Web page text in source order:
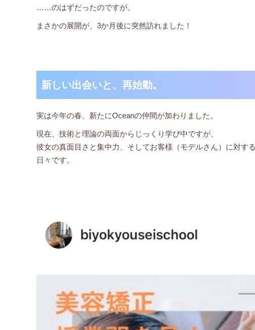
……のはずだったのですが。
まさかの展開が、3か月後に突然訪れました！
新しい出会いと、再始動。
実は今年の春、新たにOceanの仲間が加わりました。
現在、技術と理論の両面からじっくり学び中ですが、
彼女の真面目さと集中力、そしてお客様（モデルさん）に対す
日々です。